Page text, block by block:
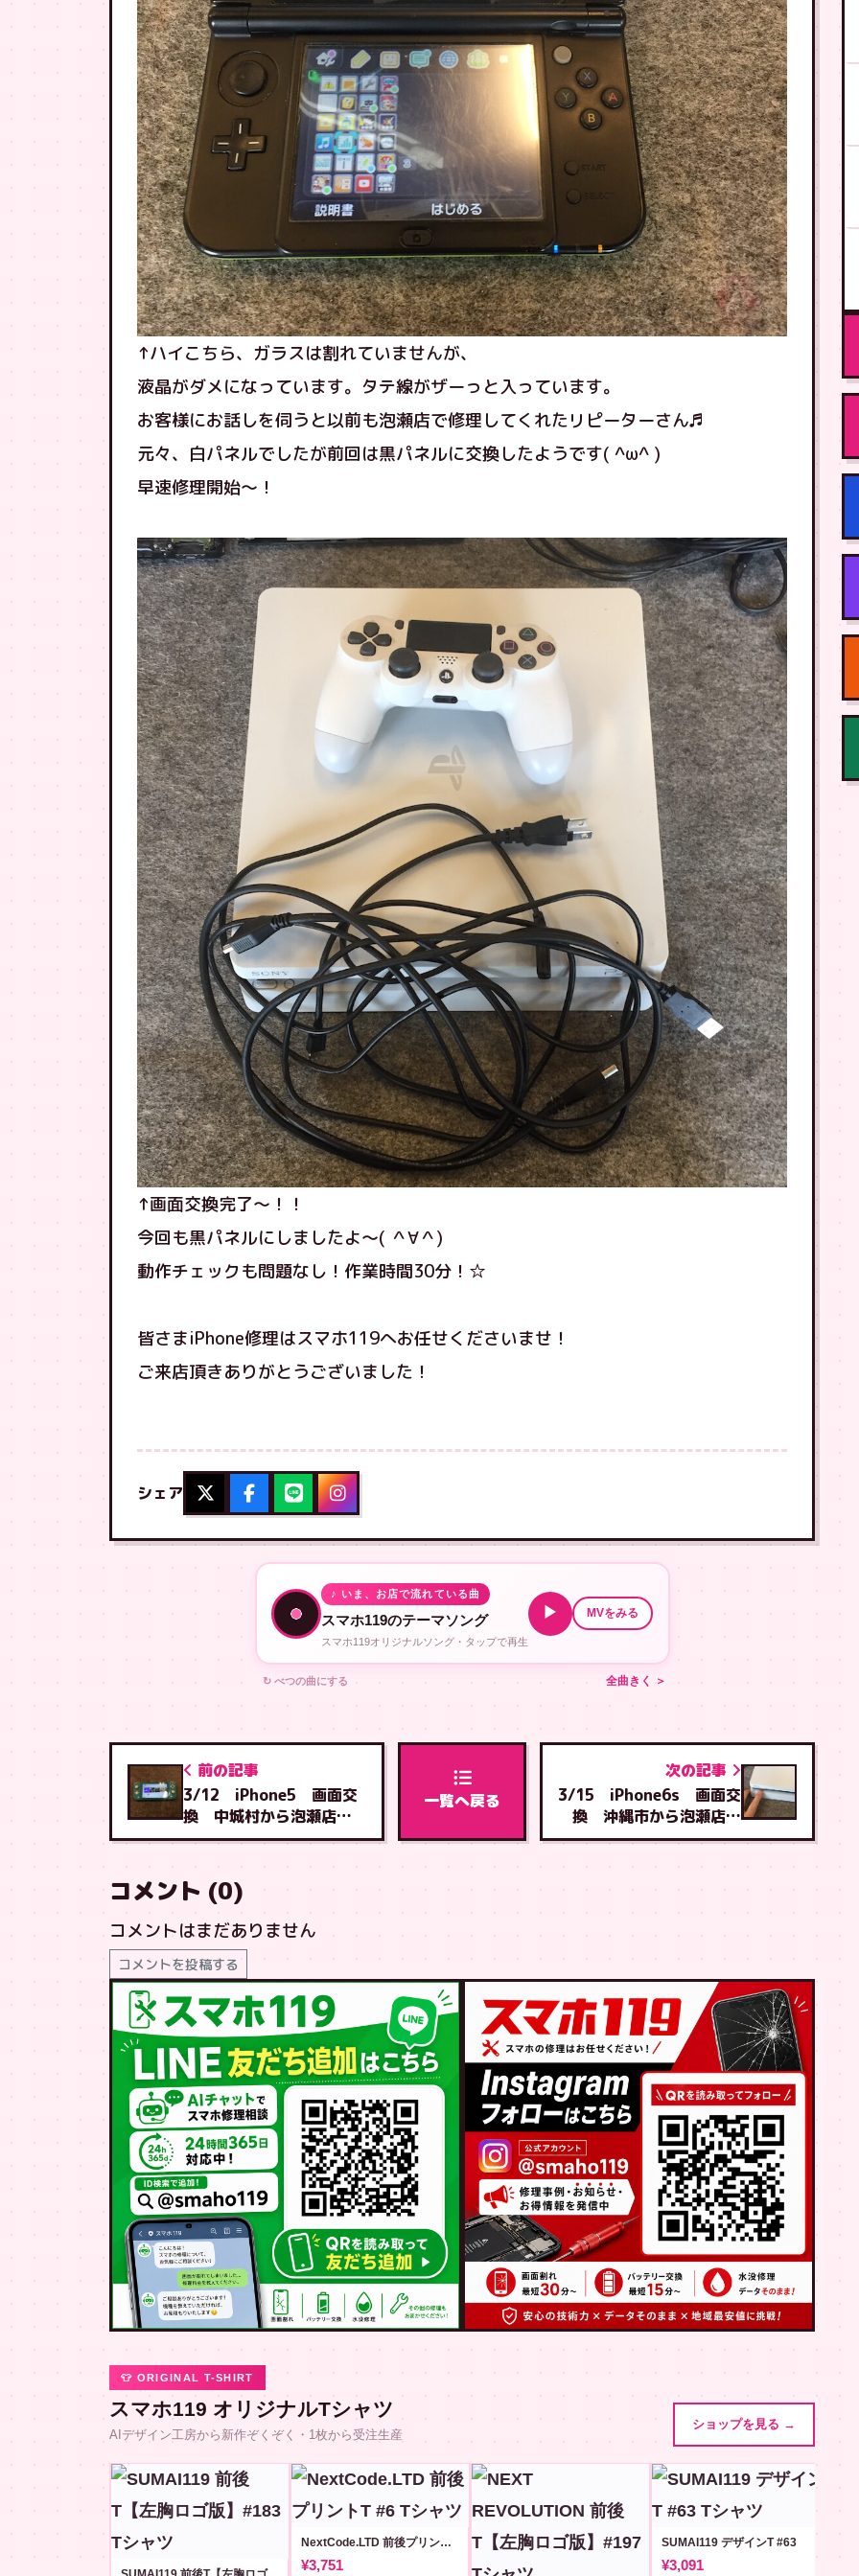
↑ハイこちら、ガラスは割れていませんが、
液晶がダメになっています。タテ線がザーっと入っています。
お客様にお話しを伺うと以前も泡瀬店で修理してくれたリピーターさん♬
元々、白パネルでしたが前回は黒パネルに交換したようです( ^ω^ )
早速修理開始〜！
↑画面交換完了〜！！
今回も黒パネルにしましたよ〜( ＾∀＾)
動作チェックも問題なし！作業時間30分！☆
皆さまiPhone修理はスマホ119へお任せくださいませ！
ご来店頂きありがとうございました！
シェア
♪ いま、お店で流れている曲
スマホ119のテーマソング
スマホ119オリジナルソング・タップで再生
▶ MVをみる
↻ べつの曲にする 全曲きく ＞
前の記事
3/12 iPhone5 画面交
換 中城村から泡瀬店へ
ご来店
一覧へ戻る
次の記事
3/15 iPhone6s 画面交
換 沖縄市から泡瀬店へ
ご来店
コメント (0)
コメントはまだありません
コメントを投稿する
👕 ORIGINAL T-SHIRT
スマホ119 オリジナルTシャツ
AIデザイン工房から新作ぞくぞく・1枚から受注生産
ショップを見る →
NextCode.LTD 前後プリントT #6
¥3,751
SUMAI119 デザインT #63
¥3,091